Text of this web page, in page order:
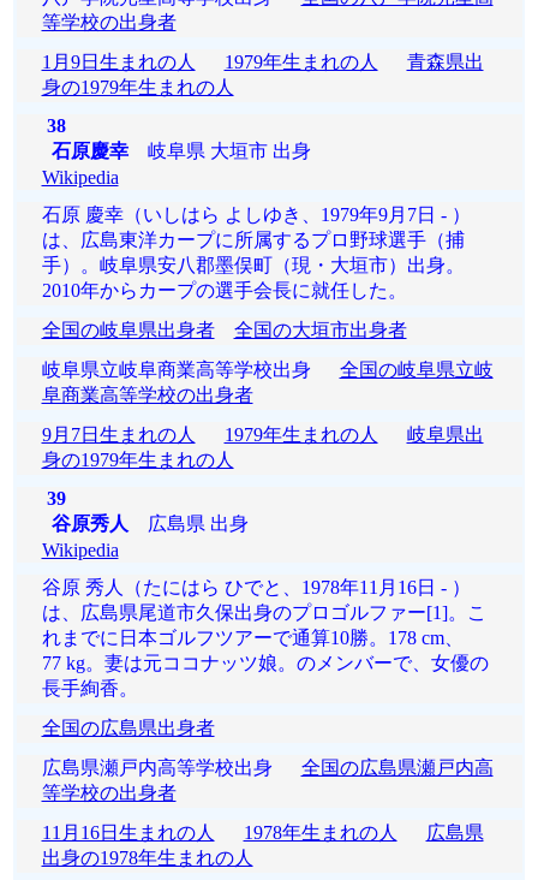
等学校の出身者
1月9日生まれの人
1979年生まれの人
青森県出
身の1979年生まれの人
38
石原慶幸岐阜県 大垣市 出身
Wikipedia
石原 慶幸（いしはら よしゆき、1979年9月7日 - ）
は、広島東洋カープに所属するプロ野球選手（捕
手）。岐阜県安八郡墨俣町（現・大垣市）出身。
2010年からカープの選手会長に就任した。
全国の岐阜県出身者
全国の大垣市出身者
岐阜県立岐阜商業高等学校出身 全国の岐阜県立岐
阜商業高等学校の出身者
9月7日生まれの人
1979年生まれの人
岐阜県出
身の1979年生まれの人
39
谷原秀人 広島県 出身
Wikipedia
谷原 秀人（たにはら ひでと、1978年11月16日 - ）
は、広島県尾道市久保出身のプロゴルファー[1]。こ
れまでに日本ゴルフツアーで通算10勝。178 cm、
77 kg。妻は元ココナッツ娘。のメンバーで、女優の
長手絢香。
全国の広島県出身者
広島県瀬戸内高等学校出身 全国の広島県瀬戸内高
等学校の出身者
11月16日生まれの人
1978年生まれの人
広島県
出身の1978年生まれの人